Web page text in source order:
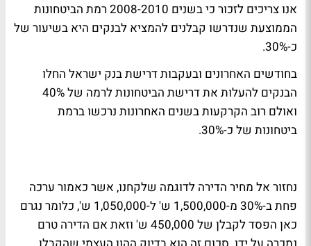
אנו צריכים לזכור כי בשנים 2008-2010 רמת הביטחונות
הממוצעת שנדרשו קבלנים להמציא לבנקים היא בשיעור של
כ-30%.
בחודשים האחרונים ובעקבות דרישת בנק ישראל החלו
הבנקים להעלות את דרישת הביטחונות לרמה של 40%
ואולם רוב הקרקעות בשנים האחרונות נרכשו ברמת
ביטחונות של כ-30%.
נחזור אל מחיר הדירה לדוגמה שלקחנו, אשר כאמור ערכה
פחת ב-30% מ-1,500,000 ש' ל-1,050,000 ש', כלומר נגרם
כאן הפסד לקבלן של 450,000 ש' וזאת אם הדירה טרם